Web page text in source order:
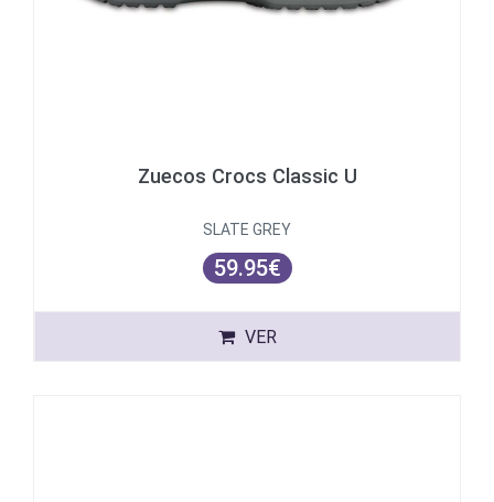
Zuecos Crocs Classic U
SLATE GREY
59.95€
VER